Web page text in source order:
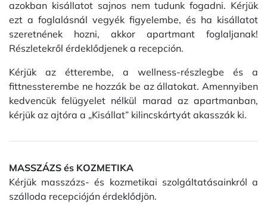
azokban kisállatot sajnos nem tudunk fogadni. Kérjük
ezt a foglalásnál vegyék figyelembe, és ha kisállatot
szeretnének hozni, akkor apartmant foglaljanak!
Részletekről érdeklődjenek a recepción.
Kérjük az étterembe, a wellness-részlegbe és a
fittnessterembe ne hozzák be az állatokat. Amennyiben
kedvencük felügyelet nélkül marad az apartmanban,
kérjük az ajtóra a „Kisállat” kilincskártyát akasszák ki.
MASSZÁZS és KOZMETIKA
Kérjük masszázs- és kozmetikai szolgáltatásainkról a
szálloda recepcióján érdeklődjön.